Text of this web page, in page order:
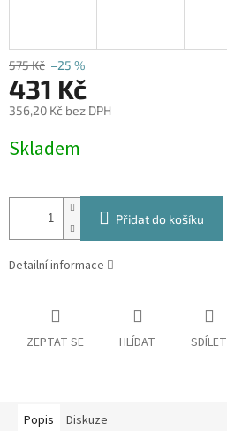
575 Kč –25 %
431 Kč
356,20 Kč bez DPH
cena:
Skladem
Přidat do košíku
Detailní informace
ZEPTAT SE HLÍDAT SDÍLET
Popis Diskuze